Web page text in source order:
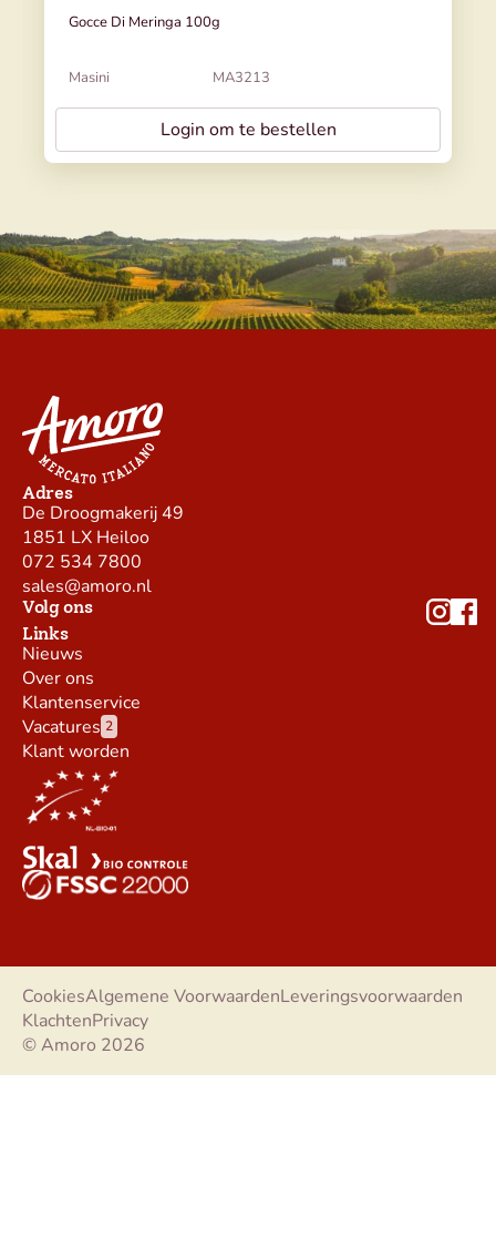
Gocce Di Meringa 100g
Masini MA3213
Login om te bestellen
Adres
De Droogmakerij 49
1851 LX Heiloo
072 534 7800
sales@amoro.nl
Volg ons
Links
Nieuws
Over ons
Klantenservice
Vacatures 2
Klant worden
© Amoro 2026
CookiesAlgemene VoorwaardenLeveringsvoorwaarden
KlachtenPrivacy